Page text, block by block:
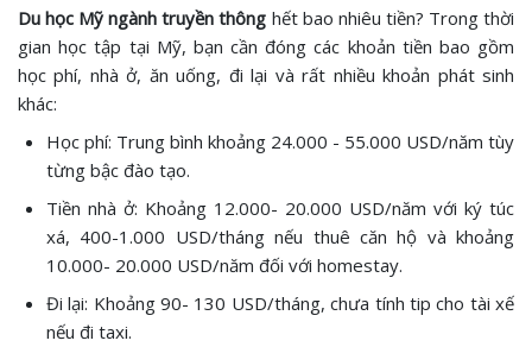
Du học Mỹ ngành truyền thông hết bao nhiêu tiền? Trong thời
gian học tập tại Mỹ, bạn cần đóng các khoản tiền bao gồm
học phí, nhà ở, ăn uống, đi lại và rất nhiều khoản phát sinh
khác:
Học phí: Trung bình khoảng 24.000 - 55.000 USD/năm tùy
từng bậc đào tạo.
Tiền nhà ở: Khoảng 12.000- 20.000 USD/năm với ký túc
xá, 400-1.000 USD/tháng nếu thuê căn hộ và khoảng
10.000- 20.000 USD/năm đối với homestay.
Đi lại: Khoảng 90- 130 USD/tháng, chưa tính tip cho tài xế
nếu đi taxi.